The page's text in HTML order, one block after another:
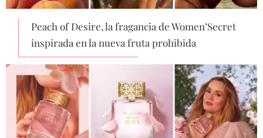
Peach of Desire, la fragancia de Women’Secret
inspirada en la nueva fruta prohibida